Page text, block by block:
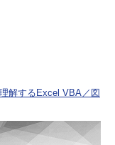
解するExcel VBA／図